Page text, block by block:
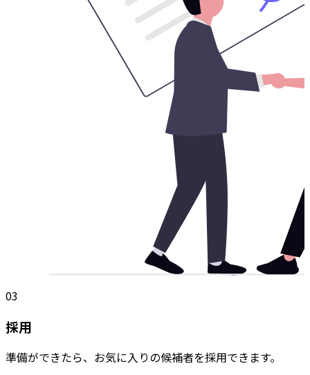
03
採用
準備ができたら、お気に入りの候補者を採用できます。